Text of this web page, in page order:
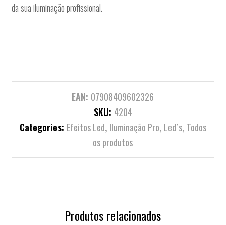
da sua iluminação profissional.
EAN: 07908409602326
SKU: 4204
Categories: Efeitos Led, Iluminação Pro, Led´s, Todos
os produtos
Produtos relacionados